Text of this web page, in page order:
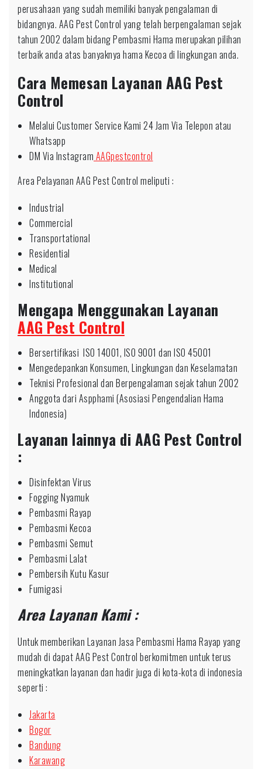
perusahaan yang sudah memiliki banyak pengalaman di
bidangnya. AAG Pest Control yang telah berpengalaman sejak
tahun 2002 dalam bidang Pembasmi Hama merupakan pilihan
terbaik anda atas banyaknya hama Kecoa di lingkungan anda.
Cara Memesan Layanan AAG Pest
Control
Melalui Customer Service Kami 24 Jam Via Telepon atau
Whatsapp
DM Via Instagram AAGpestcontrol
Area Pelayanan AAG Pest Control meliputi :
Industrial
Commercial
Transportational
Residential
Medical
Institutional
Mengapa Menggunakan Layanan
AAG Pest Control
Bersertifikasi ISO 14001, ISO 9001 dan ISO 45001
Mengedepankan Konsumen, Lingkungan dan Keselamatan
Teknisi Profesional dan Berpengalaman sejak tahun 2002
Anggota dari Aspphami (Asosiasi Pengendalian Hama
Indonesia)
Layanan lainnya di AAG Pest Control
:
Disinfektan Virus
Fogging Nyamuk
Pembasmi Rayap
Pembasmi Kecoa
Pembasmi Semut
Pembasmi Lalat
Pembersih Kutu Kasur
Fumigasi
Area Layanan Kami :
Untuk memberikan Layanan Jasa Pembasmi Hama Rayap yang
mudah di dapat AAG Pest Control berkomitmen untuk terus
meningkatkan layanan dan hadir juga di kota-kota di indonesia
seperti :
Jakarta
Bogor
Bandung
Karawang